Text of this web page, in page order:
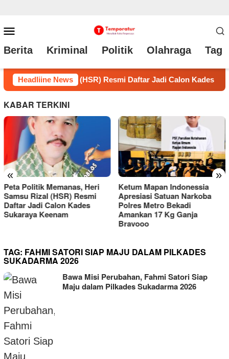
ke
konten
Mobile
Berita Kriminal Politik Olahraga Tag
Headliine News
Kades Sukaraya Keenam Ketum Mapan Indonessia
KABAR TERKINI
« »
Ketum Mapan Indonessia
Apresiasi Satuan Narkoba
Polres Metro Bekadi
Amankan 17 Kg Ganja
Klarifikasi Pemberitaan Beras
Merek “NUR”, Distributor
Tegaskan Tidak Ada
Penimbangan dan
Pengemasan Ulang di Ruko
TAG: FAHMI SATORI SIAP MAJU DALAM PILKADES
SUKADARMA 2026
Bawa Misi Perubahan, Fahmi Satori Siap
Maju dalam Pilkades Sukadarma 2026